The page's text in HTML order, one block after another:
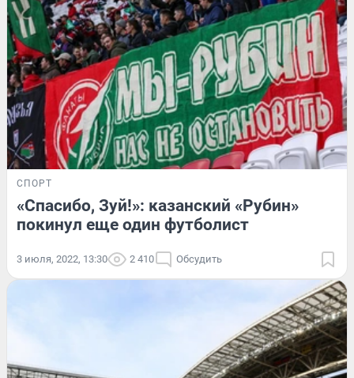
СПОРТ
«Спасибо, Зуй!»: казанский «Рубин»
покинул еще один футболист
3 июля, 2022, 13:30 2 410 Обсудить